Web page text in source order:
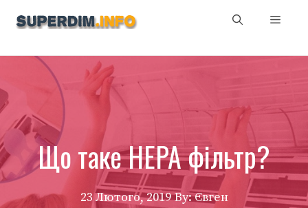
Що таке НЕРА фільтр?
23 Лютого, 2019 By: Євген